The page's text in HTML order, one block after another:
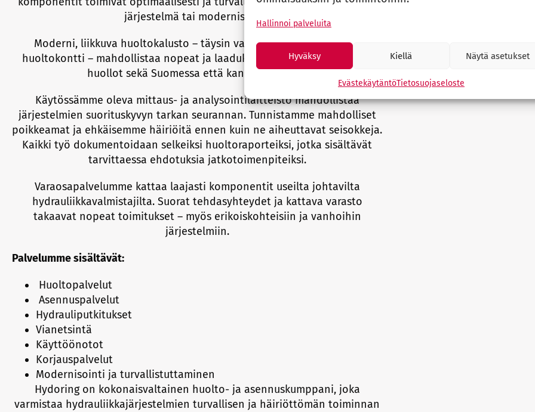
Hallinnoi palveluita
Hyväksy Kiellä Näytä asetukset
EvästekäytäntöTietosuojaseloste
järjestelmä tai modernisointi.
Moderni, liikkuva huoltokalusto – täysin varustellut huoltoautot ja
huoltokontti – mahdollistaa nopeat ja laadukkaat kenttäasennukset ja
huollot sekä Suomessa että kansainvälisesti.
Käytössämme oleva mittaus- ja analysointilaitteisto mahdollistaa
järjestelmien suorituskyvyn tarkan seurannan. Tunnistamme mahdolliset
poikkeamat ja ehkäisemme häiriöitä ennen kuin ne aiheuttavat seisokkeja.
Kaikki työ dokumentoidaan selkeiksi huoltoraporteiksi, jotka sisältävät
tarvittaessa ehdotuksia jatkotoimenpiteiksi.
Varaosapalvelumme kattaa laajasti komponentit useilta johtavilta
hydrauliikkavalmistajilta. Suorat tehdasyhteydet ja kattava varasto
takaavat nopeat toimitukset – myös erikoiskohteisiin ja vanhoihin
järjestelmiin.
Palvelumme sisältävät:
Huoltopalvelut
Asennuspalvelut
Hydrauliputkitukset
Vianetsintä
Käyttöönotot
Korjauspalvelut
Modernisointi ja turvallistuttaminen
Hydoring on kokonaisvaltainen huolto- ja asennuskumppani, joka
varmistaa hydrauliikkajärjestelmien turvallisen ja häiriöttömän toiminnan